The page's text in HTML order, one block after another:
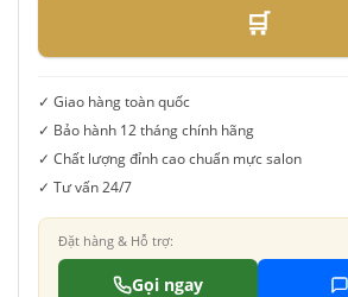
🛒
✓ Giao hàng toàn quốc
✓ Bảo hành 12 tháng chính hãng
✓ Chất lượng đỉnh cao chuẩn mực salon
✓ Tư vấn 24/7
Đặt hàng & Hỗ trợ:
Gọi ngay